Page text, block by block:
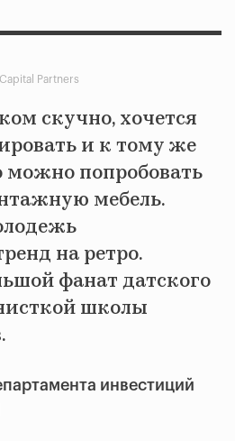
Partners
скучно, хочется
и к тому же
можно попробовать
мебель.
на ретро.
фанат датского
школы
инвестиций